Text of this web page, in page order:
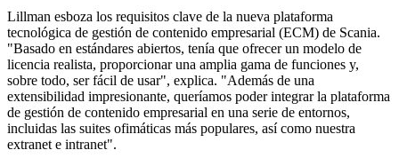
Lillman esboza los requisitos clave de la nueva plataforma
tecnológica de gestión de contenido empresarial (ECM) de Scania.
"Basado en estándares abiertos, tenía que ofrecer un modelo de
licencia realista, proporcionar una amplia gama de funciones y,
sobre todo, ser fácil de usar", explica. "Además de una
extensibilidad impresionante, queríamos poder integrar la plataforma
de gestión de contenido empresarial en una serie de entornos,
incluidas las suites ofimáticas más populares, así como nuestra
extranet e intranet".